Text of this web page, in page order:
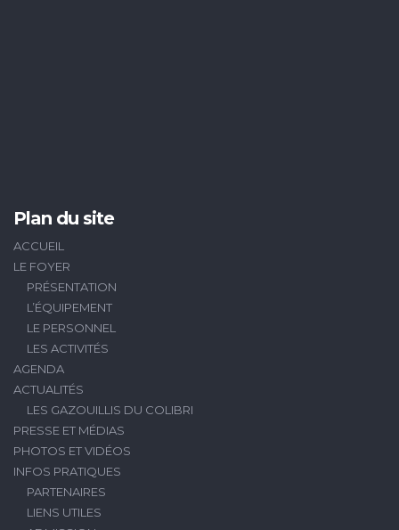
Plan du site
ACCUEIL
LE FOYER
PRÉSENTATION
L’ÉQUIPEMENT
LE PERSONNEL
LES ACTIVITÉS
AGENDA
ACTUALITÉS
LES GAZOUILLIS DU COLIBRI
PRESSE ET MÉDIAS
PHOTOS ET VIDÉOS
INFOS PRATIQUES
PARTENAIRES
LIENS UTILES